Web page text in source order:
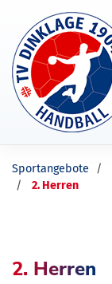
Sportangebote
2. Herren
2. Herren